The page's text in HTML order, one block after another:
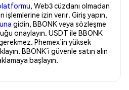
, Web3 cüzdanı olmadan
izin verir. Giriş yapın,
gidin, BBONK veya sözleşme
onaylayın. USDT ile BBONK
Phemex’in yüksek
BBONK’i güvenle satın alın
başlayın.